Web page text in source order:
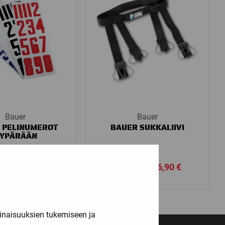
tukemiseen ja
Bauer Bauer
BAUER SUKKALIIVI
16,90€Price